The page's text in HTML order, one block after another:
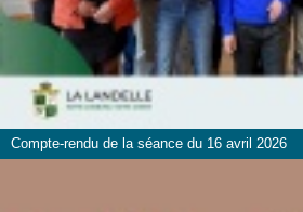
Compte-rendu de la séance du 16 avril 2026